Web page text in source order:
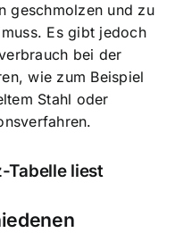
geschmolzen und zu
Es gibt jedoch
bei der
wie zum Beispiel
Stahl oder
Tabelle liest